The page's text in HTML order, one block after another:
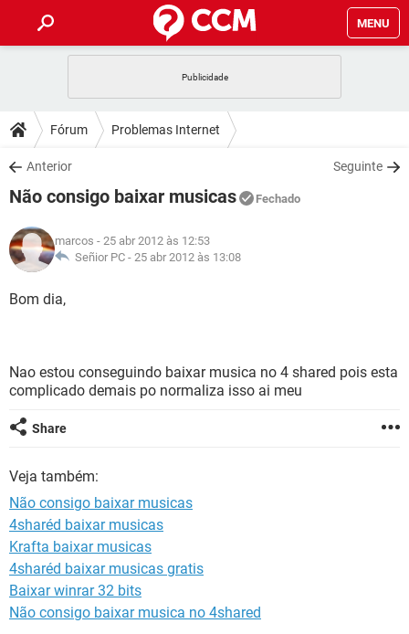
MENU
CELULAR FACEBOOK
OUTLOOK
INSTAGRAM GMAIL
GUIA DE COMPRAS
DICAS
JOGOS WHATSAPP
INSTAGRAM
GUIA DE COMPRAS
DOWNLOADS
JOGOS WHATSAPP
CELULAR
OUTLOOK EXCEL
INSTAGRAM
JOGOS
CELULAR
OUTLOOK
GUIA DE COMPRAS
GLOSSÁRIO
JOGOS
INSTAGRAM GMAIL
GUIA DE COMPRAS
Fórum Problemas Internet
Anterior Seguinte
Não consigo baixar musicas Fechado
marcos - 25 abr 2012 às 12:53
Señior PC - 25 abr 2012 às 13:08
Bom dia,
Nao estou conseguindo baixar musica no 4 shared pois esta
complicado demais po normaliza isso ai meu
Share
Veja também:
Não consigo baixar musicas
4sharéd baixar musicas
Krafta baixar musicas
4sharéd baixar musicas gratis
Baixar winrar 32 bits
Não consigo baixar musica no 4shared